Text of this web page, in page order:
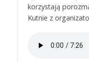
korzystają
Kutnie z